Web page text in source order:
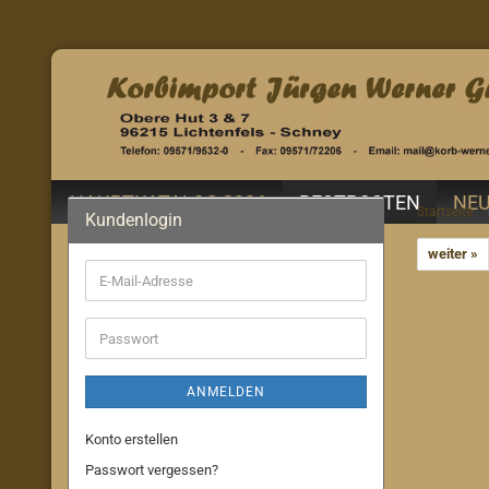
HAUPTKATALOG 2026 RESTPOSTENStartseite
weiter »
Kundenlogin
E-
Mail-
Adresse
Passwort
ANMELDEN
Konto erstellen
Passwort vergessen?